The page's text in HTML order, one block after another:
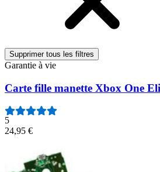
Supprimer tous les filtres
Garantie à vie
Carte fille manette Xbox One
5
24,95 €